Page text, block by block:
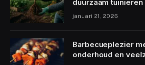
duurzaam
januari 21, 2026
Barbecueplezier
onderhoud en